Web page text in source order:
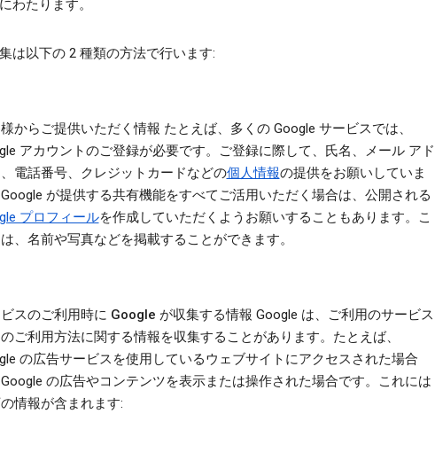
わたります。
は以下の 2 種類の方法で行います:
からご提供いただく情報 たとえば、多くの Google サービスでは、
アカウントのご登録が必要です。ご登録に際して、氏名、メール アド
電話番号、クレジットカードなどの個人情報の提供をお願いしていま
が提供する共有機能をすべてご活用いただく場合は、公開される
プロフィールを作成していただくようお願いすることもあります。こ
、名前や写真などを掲載することができます。
スのご利用時に Google が収集する情報 Google は、ご利用のサービス
ご利用方法に関する情報を収集することがあります。たとえば、
の広告サービスを使用しているウェブサイトにアクセスされた場合
の広告やコンテンツを表示または操作された場合です。これには
情報が含まれます: